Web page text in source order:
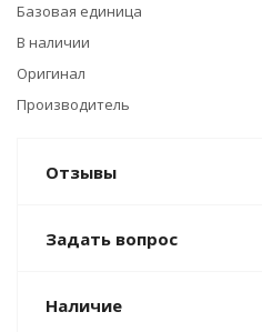
Базовая единица
В наличии
Оригинал
Производитель
Отзывы
Задать вопрос
Наличие